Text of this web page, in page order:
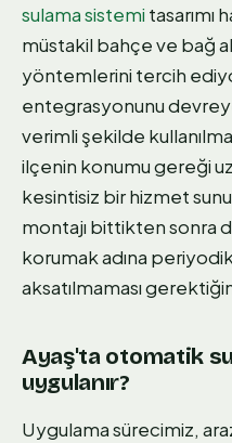
sulama sistemi tasarımı
müstakil bahçe ve bağ
yöntemlerini tercih
entegrasyonunu
verimli şekilde
ilçenin konumu gereği
kesintisiz bir hizmet
montajı bittikten sonra
korumak adına periyodik
aksatılmaması
Ayaş'ta otomatik
uygulanır?
Uygulama sürecimiz,